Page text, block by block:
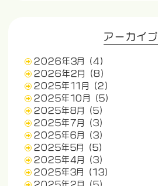
アーカイブ
2026年3月
(4)
2026年2月
(8)
2025年11月
(2)
2025年10月
(5)
2025年8月
(5)
2025年7月
(3)
2025年6月
(3)
2025年5月
(5)
2025年4月
(3)
2025年3月
(13)
2025年2月
(5)